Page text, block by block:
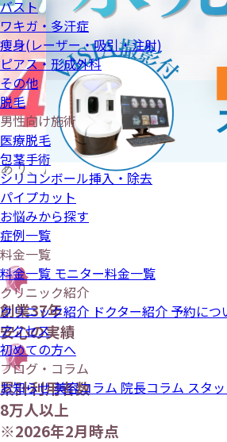
バスト
ワキガ・多汗症
痩身(レーザー・吸引・注射)
ピアス・形成外科
その他
脱毛
男性向け施術
医療脱毛
包茎手術
シリコンボール挿入・除去
パイプカット
お悩みから探す
症例一覧
料金一覧
料金一覧 モニター料金一覧
クリニック紹介
クリニック紹介 ドクター紹介 予約につ
アクセス
初めての方へ
ブログ・コラム
お知らせ美容コラム 院長コラム スタ
創業37年
安心の実績
累計利用者数
8万人以上
※2026年2月時点